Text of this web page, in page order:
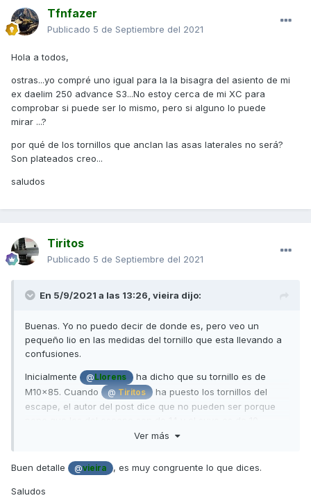
Tfnfazer
Publicado 5 de Septiembre del 2021
Hola a todos,
ostras...yo compré uno igual para la la bisagra del asiento de mi
ex daelim 250 advance S3...No estoy cerca de mi XC para
comprobar si puede ser lo mismo, pero si alguno lo puede
mirar ...?
por qué de los tornillos que anclan las asas laterales no será?
Son plateados creo...
saludos
Tiritos
Publicado 5 de Septiembre del 2021
En 5/9/2021 a las 13:26, vieira dijo:
Buenas. Yo no puedo decir de donde es, pero veo un
pequeño lio en las medidas del tornillo que esta llevando a
confusiones.
Inicialmente @ Llorens
ha dicho que su tornillo es de
M10x85. Cuando
@Tiritos
ha puesto los tornillos del
escape, el autor del post dice que no pueden ser porque
con la que sacarlo y no al diámetro de la rosca. Entiendo
Ver más
Buen detalle @vieira , es muy congruente lo que dices.
Saludos